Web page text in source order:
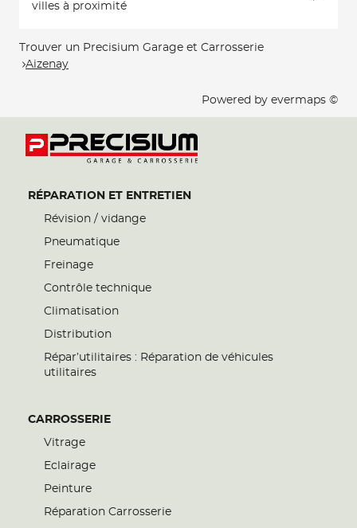
villes à proximité
Trouver un Precisium Garage et Carrosserie
Aizenay
Powered by evermaps ©
RÉPARATION ET ENTRETIEN
Révision / vidange
Pneumatique
Freinage
Contrôle technique
Climatisation
Distribution
Répar’utilitaires : Réparation de véhicules
utilitaires
CARROSSERIE
Vitrage
Eclairage
Peinture
Réparation Carrosserie